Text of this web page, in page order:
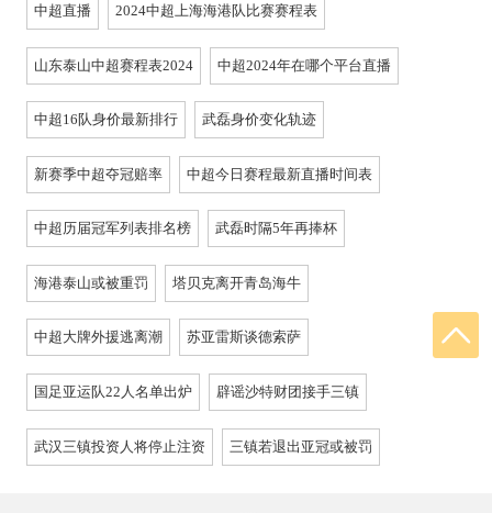
中超直播 2024中超上海海港队比赛赛程表
山东泰山中超赛程表2024 中超2024年在哪个平台直播
中超16队身价最新排行 武磊身价变化轨迹
新赛季中超夺冠赔率 中超今日赛程最新直播时间表
中超历届冠军列表排名榜 武磊时隔5年再捧杯
海港泰山或被重罚 塔贝克离开青岛海牛
中超大牌外援逃离潮 苏亚雷斯谈德索萨
国足亚运队22人名单出炉 辟谣沙特财团接手三镇
武汉三镇投资人将停止注资 三镇若退出亚冠或被罚